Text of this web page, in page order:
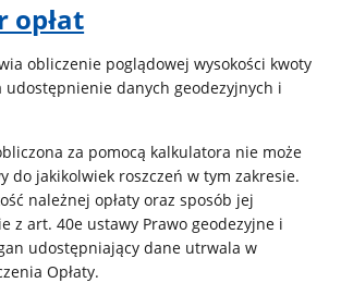
opłat
obliczenie poglądowej wysokości kwoty
udostępnienie danych geodezyjnych i
za pomocą kalkulatora nie może
do jakikolwiek roszczeń w tym zakresie.
należnej opłaty oraz sposób jej
z art. 40e ustawy Prawo geodezyjne i
udostępniający dane utrwala w
Opłaty.